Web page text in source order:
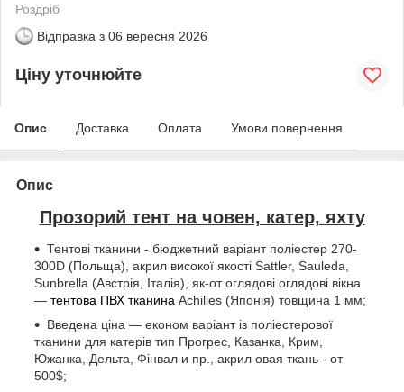
Роздріб
Відправка з 06 вересня 2026
Ціну уточнюйте
Опис Доставка Оплата Умови повернення
Опис
Прозорий тент на човен, катер, яхту
Тентові тканини - бюджетний варіант поліестер 270-
300D (Польща), акрил високої якості Sattler, Sauleda,
Sunbrella (Австрія, Італія), як-от оглядові оглядові вікна
— тентова ПВХ тканина Achilles (Японія) товщина 1 мм;
Введена ціна — економ варіант із поліестерової
тканини для катерів тип Прогрес, Казанка, Крим,
Южанка, Дельта, Фінвал и пр., акрил овая ткань - от
500$;